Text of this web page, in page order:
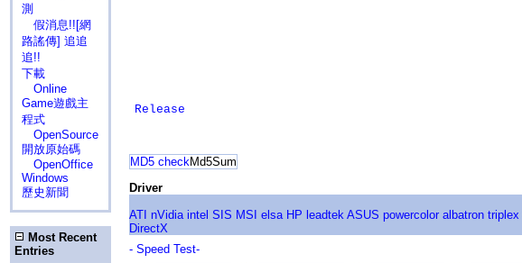
測
假消息!![網
路謠傳] 追追
追!!
下載
Online
Game遊戲主
程式
OpenSource
開放原始碼
OpenOffice
Windows
歷史新聞
Most Recent
Entries
Release
MD5 checkMd5Sum
Driver
ATI nVidia intel SIS MSI elsa HP leadtek ASUS powercolor albatron triplex
DirectX
- Speed Test-